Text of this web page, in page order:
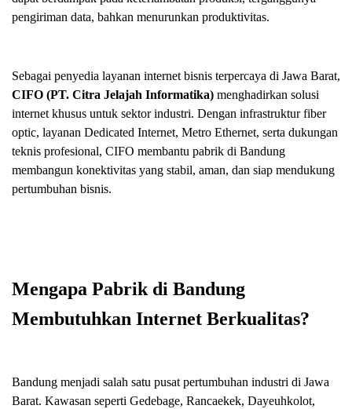
pengiriman data, bahkan menurunkan produktivitas.
Sebagai penyedia layanan internet bisnis terpercaya di Jawa Barat,
CIFO (PT. Citra Jelajah Informatika) menghadirkan solusi
internet khusus untuk sektor industri. Dengan infrastruktur fiber
optic, layanan Dedicated Internet, Metro Ethernet, serta dukungan
teknis profesional, CIFO membantu pabrik di Bandung
membangun konektivitas yang stabil, aman, dan siap mendukung
pertumbuhan bisnis.
Mengapa Pabrik di Bandung
Membutuhkan Internet Berkualitas?
Bandung menjadi salah satu pusat pertumbuhan industri di Jawa
Barat. Kawasan seperti Gedebage, Rancaekek, Dayeuhkolot,